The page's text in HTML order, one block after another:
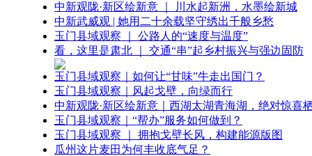
中新观陇·新区绘新意 ｜ 川水起新洲，水墨绘新城
中新武威观 | 她用二十余载坚守绣出千般乡愁
玉门县域观察 ｜ 公路人的“速度与温度”
看，这里是肃北 ｜ 交通“串”起乡村振兴与强边固防
玉门县域观察｜如何让“甘味”牛走出国门？
玉门县域观察｜风起戈壁，向绿而行
中新观陇·新区绘新意｜西湖太湖青海湖，绝对惊喜
玉门县域观察｜“帮办”服务如何做到？
玉门县域观察 ｜ 拥抱戈壁长风，构建能源版图
瓜州这片麦田为何丰收底气足？